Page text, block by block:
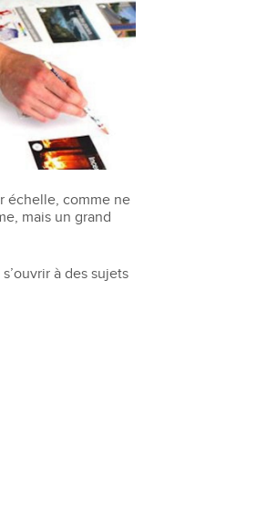
échelle, comme ne
mais un grand
à des sujets